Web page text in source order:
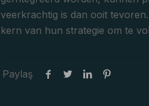
veerkrachtig is dan ooit
kern van hun strategie om te
Paylaş